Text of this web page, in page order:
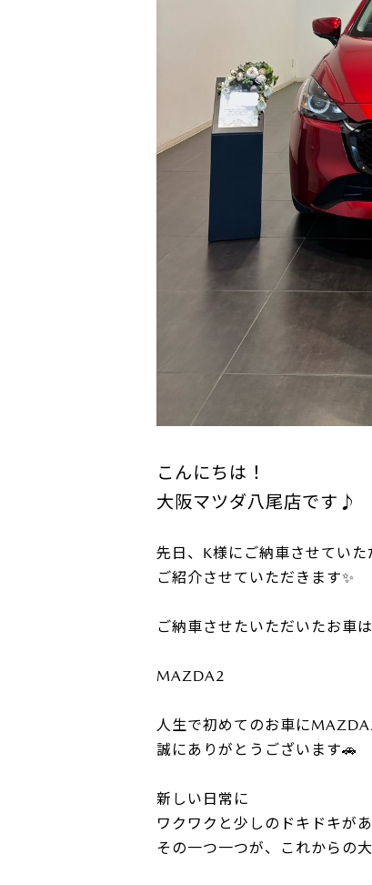
こんにちは！
大阪マツダ八尾店です♪
先日、K様にご納車させていた
ご紹介させていただきます✨
ご納車させたいただいたお車は
MAZDA2
人生で初めてのお車に
誠にありがとうございます🚗
新しい日常に
ワクワクと少しのドキドキが
その一つ一つが、これからの